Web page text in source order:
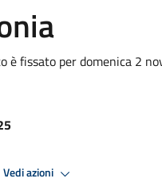
è fissato per domenica 2
Vedi azioni